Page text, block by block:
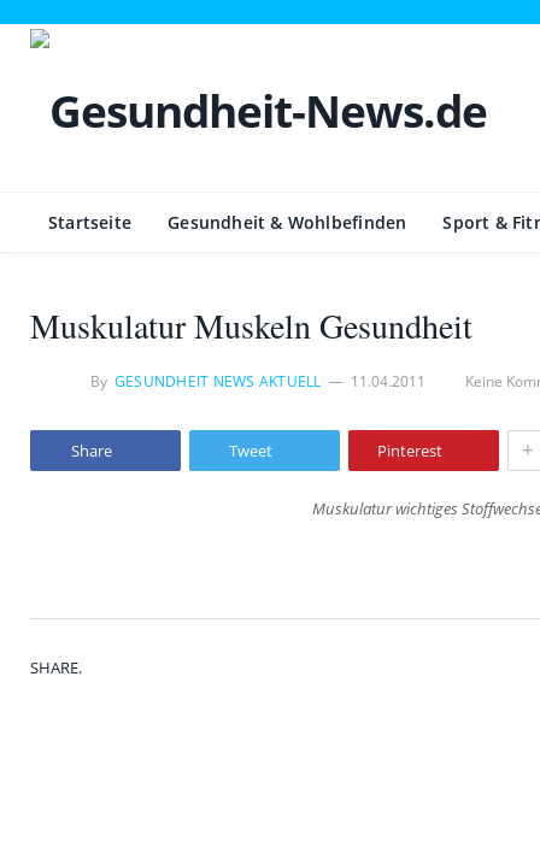
Startseite Gesundheit & Wohlbefinden Sport &
Muskulatur Muskeln Gesundheit
By GESUNDHEIT NEWS AKTUELL 11.04.2011 Keine
Share Tweet Pinterest +
Muskulatur wichtiges
SHARE.